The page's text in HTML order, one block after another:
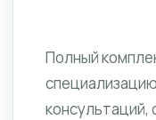
Полный
консультаций,